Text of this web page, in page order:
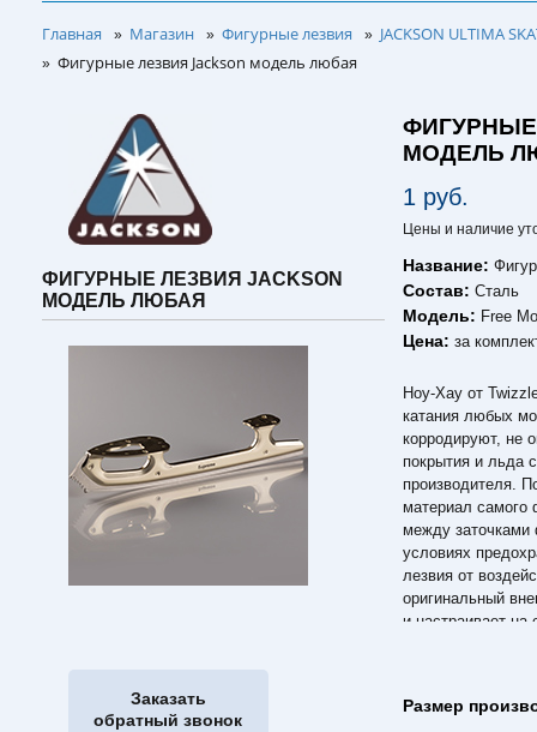
Главная » Магазин » Фигурные лезвия » JACKSON ULTIMA
» Фигурные лезвия Jackson модель любая
ФИГУРНЫЕ ЛЕЗВИЯ JACKSON
МОДЕЛЬ ЛЮБАЯ
Заказать
обратный звонок
ФИГУРНЫЕ
МОДЕЛЬ
1 руб.
Цены и наличие
Название:
Состав:Сталь
Модель: Free
Цена:за
Ноу-Хау от
катания любых
корродируют, не
покрытия и льда
производителя.
материал самого
между заточками
условиях
лезвия от
оригинальный
и настраивает
Размер